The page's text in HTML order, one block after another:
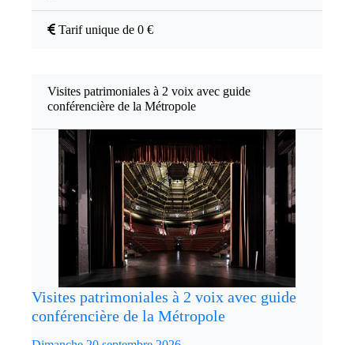
Tarif unique de 0 €
Visites patrimoniales à 2 voix avec guide
conférencière de la Métropole
Visites patrimoniales à 2 voix avec guide
conférencière de la Métropole